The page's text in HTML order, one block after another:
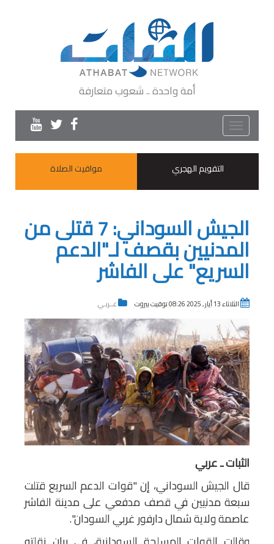
أمة واحدة .. شعوب متعارفة
Toggle
navigation
التقويم الهجري
مواقيت الصلاة
الجيش السوداني: 7 قتلى من
المدنيين بقصف لـ"الدعم
السريع" على الفاشر
الثلاثاء 13 أيار , 2025 08:26 توقيت بيروت عــربـي
الثبات ـ عربي
قال الجيش السوداني، إن "قوات الدعم السريع قتلت
سبعة مدنيين في قصف مدفعي على مدينة الفاشر
عاصمة ولاية شمال دارفور غربي السودان".